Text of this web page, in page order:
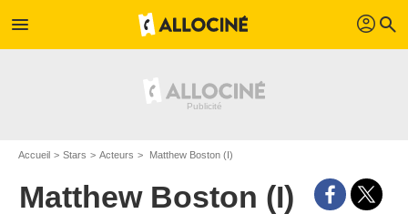
menu profil search
Accueil Stars Acteurs Matthew Boston (I)
Matthew Boston (I)